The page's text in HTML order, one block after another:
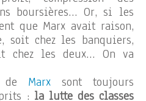
boursières… Or, si les
que Marx avait raison,
chez les banquiers,
chez les deux… On va
de Marx sont toujours
: la lutte des classes